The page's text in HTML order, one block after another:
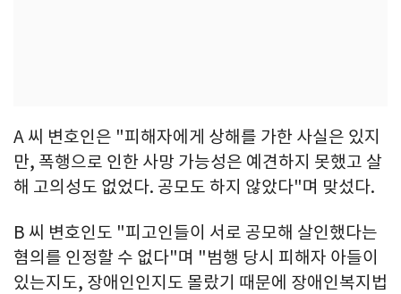
A 씨 변호인은 "피해자에게 상해를 가한 사실은 있지
만, 폭행으로 인한 사망 가능성은 예견하지 못했고 살
해 고의성도 없었다. 공모도 하지 않았다"며 맞섰다.
B 씨 변호인도 "피고인들이 서로 공모해 살인했다는
혐의를 인정할 수 없다"며 "범행 당시 피해자 아들이
있는지도, 장애인인지도 몰랐기 때문에 장애인복지법